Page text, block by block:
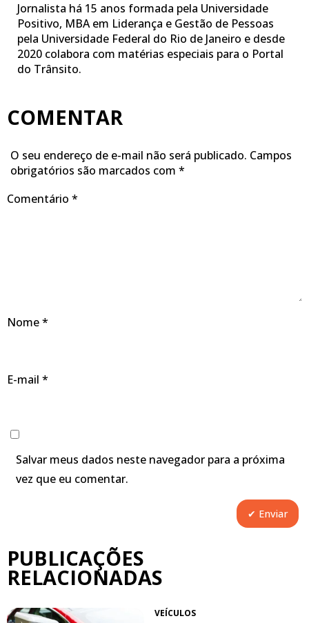
Jornalista há 15 anos formada pela Universidade
Positivo, MBA em Liderança e Gestão de Pessoas
pela Universidade Federal do Rio de Janeiro e desde
2020 colabora com matérias especiais para o Portal
do Trânsito.
COMENTAR
O seu endereço de e-mail não será publicado. Campos
obrigatórios são marcados com *
Comentário *
Nome*
E-mail *
Salvar meus dados neste navegador para a próxima
vez que eu comentar.
PUBLICAÇÕES
RELACIONADAS
VEÍCULOS